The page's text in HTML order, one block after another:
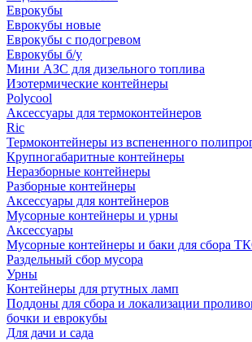
Еврокубы
Еврокубы новые
Еврокубы с подогревом
Еврокубы б/у
Мини АЗС для дизельного топлива
Изотермические контейнеры
Polycool
Аксессуары для термоконтейнеров
Ric
Термоконтейнеры из вспененного
Крупногабаритные контейнеры
Неразборные контейнеры
Разборные контейнеры
Аксессуары для контейнеров
Мусорные контейнеры и урны
Аксессуары
Мусорные контейнеры и баки для сбора
Раздельный сбор мусора
Урны
Контейнеры для ртутных ламп
Поддоны для сбора и локализации
бочки и еврокубы
Для дачи и сада